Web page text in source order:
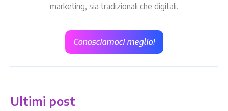
marketing, sia tradizionali che digitali.
Conosciamoci meglio!
Ultimi post